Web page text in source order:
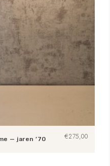
— jaren ’70 €275,00